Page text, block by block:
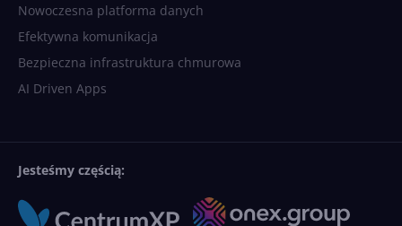
Nowoczesna platforma danych
Efektywna komunikacja
Bezpieczna infrastruktura chmurowa
AI Driven Apps
Jesteśmy częścią: